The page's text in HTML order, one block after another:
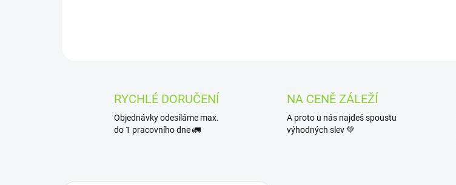
RYCHLÉ DORUČENÍ
Objednávky odesíláme max.
do 1 pracovního dne 🚛
NA CENĚ ZÁLEŽÍ
A proto u nás najdeš spoustu
výhodných slev 💚